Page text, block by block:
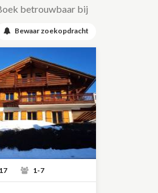
Bewaar zoekopdracht
betrouwbaar bij
17 1-7